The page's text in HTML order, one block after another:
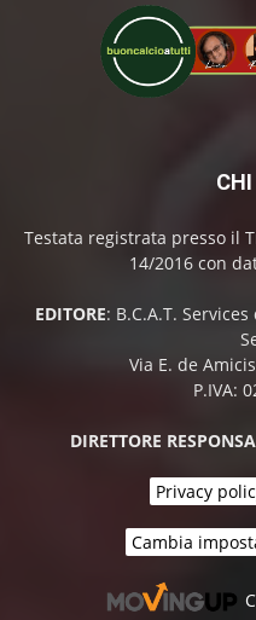
Testata registrata presso il
14/2016 con
EDITORE: B.C.A.T.
Via E. de
P.IVA:
DIRETTORE
Privacy
Cambia